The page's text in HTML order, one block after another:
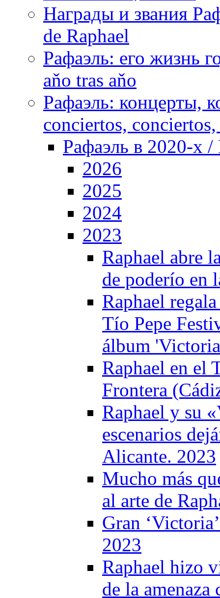
Награды и звания
de Raphael
Рафаэль: его жизнь
aňo tras aňo
Рафаэль: концерты,
conciertos,
Рафаэль в 2020-х /
2026
2025
2024
2023
Raphael abre
de poderío en
Raphael
Tío Pepe
álbum
Raphael en el
Frontera
Raphael y su
escenarios
Alicante. 2023
Mucho más
al arte de
Gran
2023
Raphael hizo
de la